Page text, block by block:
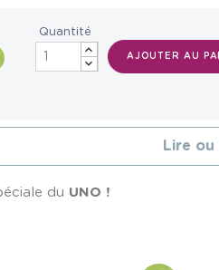
Quantité
AJOUTER AU
Lire
du UNO !